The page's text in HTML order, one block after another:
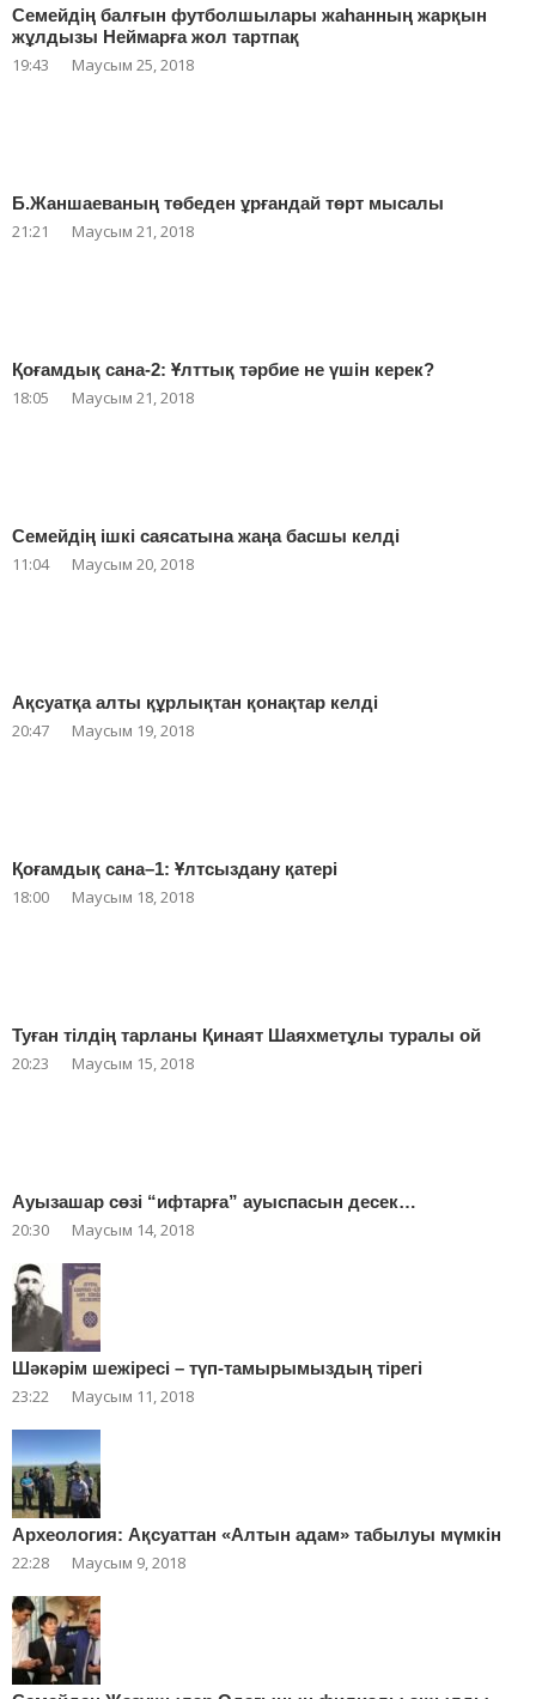
Семейдің балғын футболшылары жаһанның жарқын
жұлдызы Неймарға жол тартпақ
19:43 Маусым 25, 2018
Б.Жаншаеваның төбеден ұрғандай төрт мысалы
21:21 Маусым 21, 2018
Қоғамдық сана-2: Ұлттық тәрбие не үшін керек?
18:05 Маусым 21, 2018
Семейдің ішкі саясатына жаңа басшы келді
11:04 Маусым 20, 2018
Ақсуатқа алты құрлықтан қонақтар келді
20:47 Маусым 19, 2018
Қоғамдық сана–1: Ұлтсыздану қатері
18:00 Маусым 18, 2018
Туған тілдің тарланы Қинаят Шаяхметұлы туралы ой
20:23 Маусым 15, 2018
Ауызашар сөзі “ифтарға” ауыспасын десек…
20:30 Маусым 14, 2018
Шәкәрім шежіресі – түп-тамырымыздың тірегі
23:22 Маусым 11, 2018
Археология: Ақсуаттан «Алтын адам» табылуы мүмкін
22:28 Маусым 9, 2018